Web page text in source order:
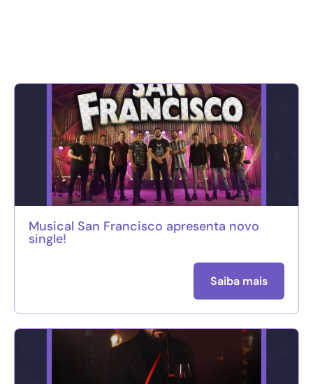
Musical San Francisco apresenta novo
single!
Saiba mais